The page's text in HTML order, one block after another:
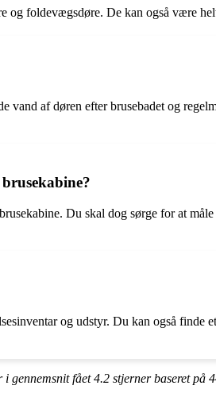
og foldevægsdøre. De kan også være
vand af døren efter brusebadet og
Du skal dog sørge for at
og udstyr. Du kan også finde
i gennemsnit fået4.2 stjerner baseret på